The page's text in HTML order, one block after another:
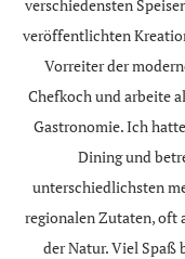
verschiedensten
veröffentlichten
Vorreiter der
Chefkoch und arbeite
Gastronomie. Ich
Dining und
unterschiedlichsten
regionalen Zutaten, oft
der Natur. Viel Spaß